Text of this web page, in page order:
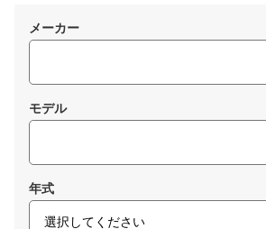
メーカー
モデル
年式